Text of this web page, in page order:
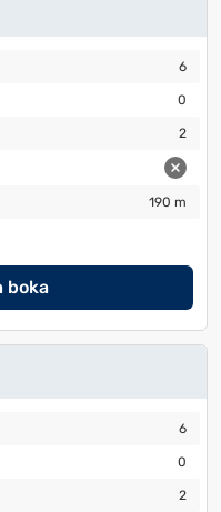
6
0
2
190 m
boka
6
0
2